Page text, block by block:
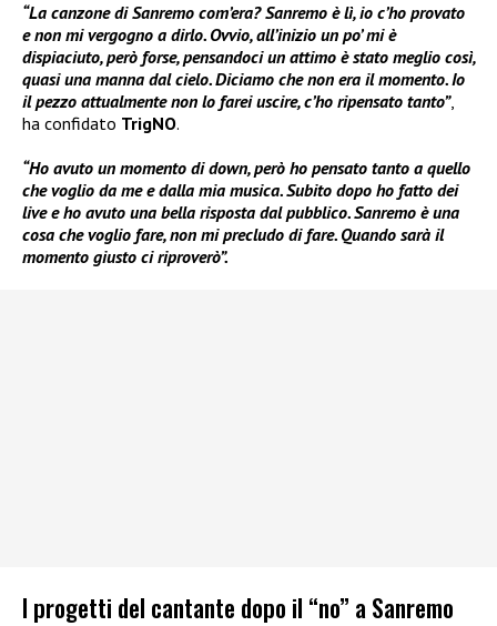
“La canzone di Sanremo com’era? Sanremo è lì, io c’ho provato
e non mi vergogno a dirlo. Ovvio, all’inizio un po’ mi è
dispiaciuto, però forse, pensandoci un attimo è stato meglio così,
quasi una manna dal cielo. Diciamo che non era il momento. Io
il pezzo attualmente non lo farei uscire, c’ho ripensato tanto”,
ha confidato TrigNO.
“Ho avuto un momento di down, però ho pensato tanto a quello
che voglio da me e dalla mia musica. Subito dopo ho fatto dei
live e ho avuto una bella risposta dal pubblico. Sanremo è una
cosa che voglio fare, non mi precludo di fare. Quando sarà il
momento giusto ci riproverò”.
I progetti del cantante dopo il “no” a Sanremo